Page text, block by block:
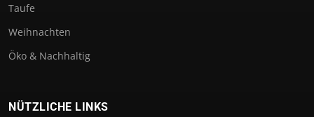
Taufe
Weihnachten
Öko & Nachhaltig
NÜTZLICHE LINKS